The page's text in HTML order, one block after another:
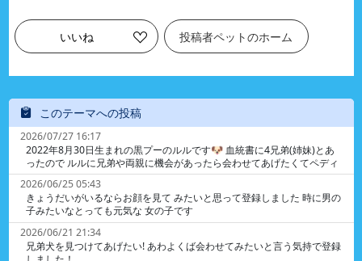
いいね 投稿者ペットのホーム
このテーマへの投稿
2026/07/27 16:17
2022年8月30日生まれの黒プーのルルです🐶 血統書に4兄弟(姉妹)とあ
ったので ルルに兄弟や両親に機会があったら会わせてあげたくてペディ
に登録しました 生まれたのは埼玉県のニシキガーデンです ネットで調べ
ても情報がなくて個人さんなのか 専門のブリーダーさんなのかもわかり
ません ニシキガーデンの連絡先などご存知の方がいらっし ゃれば教えて
いただけると嬉しいです😊
2026/06/25 05:43
きょうだいがいるならお顔を見て みたいと思って登録しました 時に男の
子みたいなとっても元気な 女の子です
2026/06/21 21:34
兄弟犬を見つけてあげたい! あわよくば会わせてみたいと言う気持で登録